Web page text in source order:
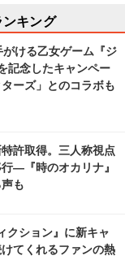
キング
ける乙女ゲーム『ジ
記念したキャンペー
ーズ」とのコラボも
許取得。三人称視点
―『時のオカリナ』
も
クション』に新キャ
てくれるファンの熱